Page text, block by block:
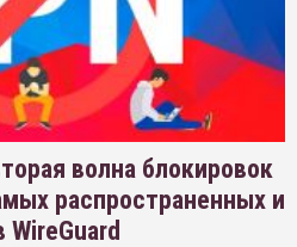
волна блокировок
распространенных и